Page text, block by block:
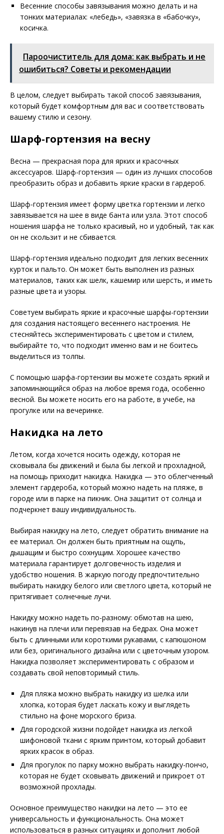
Весенние способы завязывания можно делать и на
тонких материалах: «лебедь», «завязка в «бабочку»,
косичка.
Пароочиститель для дома: как выбрать и не
ошибиться? Советы и рекомендации
В целом, следует выбирать такой способ завязывания,
который будет комфортным для вас и соответствовать
вашему стилю и сезону.
Шарф-гортензия на весну
Весна — прекрасная пора для ярких и красочных
аксессуаров. Шарф-гортензия — один из лучших способов
преобразить образ и добавить яркие краски в гардероб.
Шарф-гортензия имеет форму цветка гортензии и легко
завязывается на шее в виде банта или узла. Этот способ
ношения шарфа не только красивый, но и удобный, так как
он не скользит и не сбивается.
Шарф-гортензия идеально подходит для легких весенних
курток и пальто. Он может быть выполнен из разных
материалов, таких как шелк, кашемир или шерсть, и иметь
разные цвета и узоры.
Советуем выбирать яркие и красочные шарфы-гортензии
для создания настоящего весеннего настроения. Не
стесняйтесь экспериментировать с цветом и стилем,
выбирайте то, что подходит именно вам и не боитесь
выделиться из толпы.
С помощью шарфа-гортензии вы можете создать яркий и
запоминающийся образ на любое время года, особенно
весной. Вы можете носить его на работе, в учебе, на
прогулке или на вечеринке.
Накидка на лето
Летом, когда хочется носить одежду, которая не
сковывала бы движений и была бы легкой и прохладной,
на помощь приходит накидка. Накидка — это облегченный
элемент гардероба, который можно надеть на пляже, в
городе или в парке на пикник. Она защитит от солнца и
подчеркнет вашу индивидуальность.
Выбирая накидку на лето, следует обратить внимание на
ее материал. Он должен быть приятным на ощупь,
дышащим и быстро сохнущим. Хорошее качество
материала гарантирует долговечность изделия и
удобство ношения. В жаркую погоду предпочтительно
выбирать накидку белого или светлого цвета, который не
притягивает солнечные лучи.
Накидку можно надеть по-разному: обмотав на шею,
накинув на плечи или перевязав на бедрах. Она может
быть с длинными или короткими рукавами, с капюшоном
или без, оригинального дизайна или с цветочным узором.
Накидка позволяет экспериментировать с образом и
создавать свой неповторимый стиль.
Для пляжа можно выбрать накидку из шелка или
хлопка, которая будет ласкать кожу и выглядеть
стильно на фоне морского бриза.
Для городской жизни подойдет накидка из легкой
шифоновой ткани с ярким принтом, который добавит
ярких красок в образ.
Для прогулок по парку можно выбрать накидку-пончо,
которая не будет сковывать движений и прикроет от
возможной прохлады.
Основное преимущество накидки на лето — это ее
универсальность и функциональность. Она может
использоваться в разных ситуациях и дополнит любой